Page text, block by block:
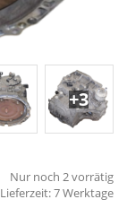
+3
Nur noch 2 vorrätig
Lieferzeit:7 Werktage